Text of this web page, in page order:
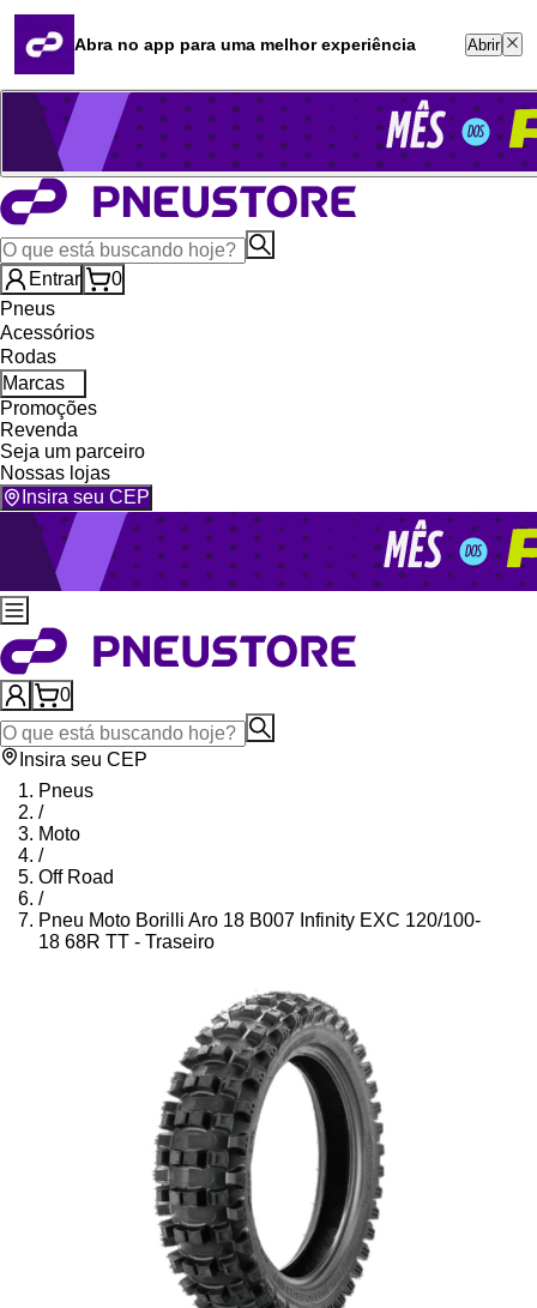
Quero revender
Blog
Whatsapp (16) 99764-8401
Televendas (47) 3046-2551
Entrar
0
Pneus
Acessórios
Rodas
Marcas
Promoções
Revenda
Seja um parceiro
Nossas lojas
Insira seu CEP
0
Insira seu CEP
Pneus
/
Moto
/
Off Road
/
Pneu Moto Borilli Aro 18 B007 Infinity EXC 120/100-
18 68R TT - Traseiro
Abra no app para uma melhor experiência Abrir